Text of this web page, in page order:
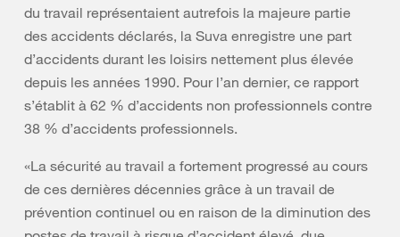
du travail représentaient autrefois la majeure partie
des accidents déclarés, la Suva enregistre une part
d’accidents durant les loisirs nettement plus élevée
depuis les années 1990. Pour l’an dernier, ce rapport
s’établit à 62 % d’accidents non professionnels contre
38 % d’accidents professionnels.
«La sécurité au travail a fortement progressé au cours
de ces dernières décennies grâce à un travail de
prévention continuel ou en raison de la diminution des